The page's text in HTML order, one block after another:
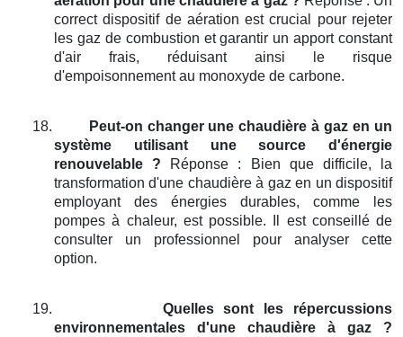
correct dispositif de aération est crucial pour rejeter
les gaz de combustion et garantir un apport constant
d'air frais, réduisant ainsi le risque
d'empoisonnement au monoxyde de carbone.
18.
Peut-on changer une chaudière à gaz en un
système utilisant une source d'énergie
renouvelable ? Réponse : Bien que difficile, la
transformation d'une chaudière à gaz en un dispositif
employant des énergies durables, comme les
pompes à chaleur, est possible. Il est conseillé de
consulter un professionnel pour analyser cette
option.
19.
Quelles sont les répercussions
environnementales d'une chaudière à gaz ?